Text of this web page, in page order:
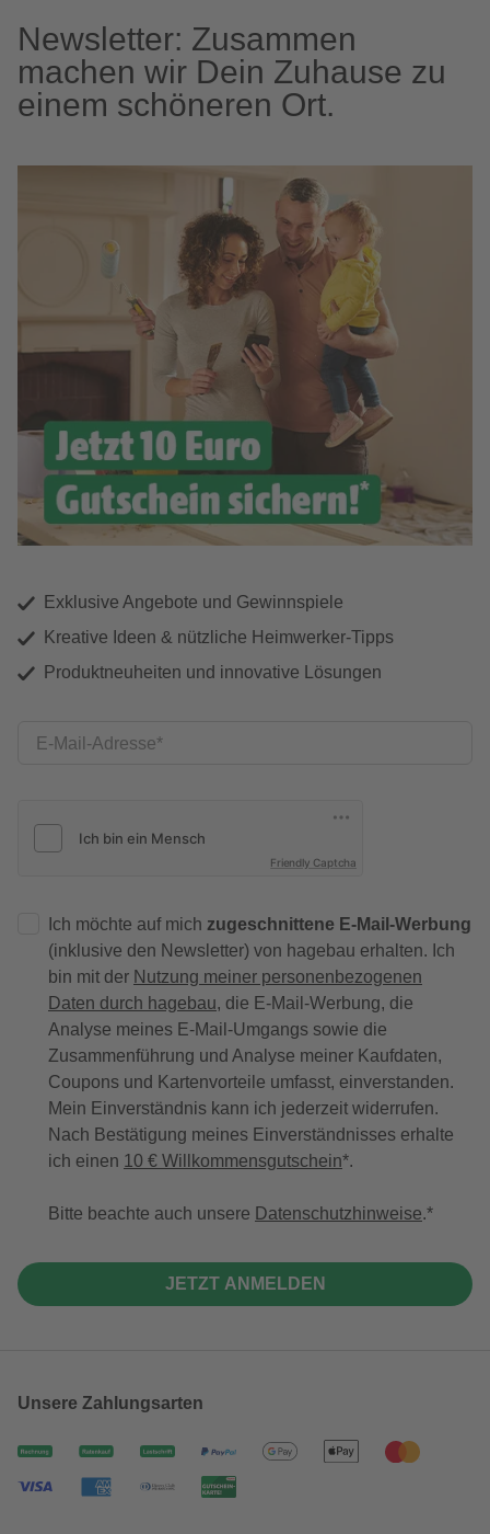
Newsletter: Zusammen
machen wir Dein Zuhause zu
einem schöneren Ort.
Exklusive Angebote und Gewinnspiele
Kreative Ideen & nützliche Heimwerker-Tipps
Produktneuheiten und innovative Lösungen
E-Mail-Adresse
Friendly Captcha
Ich möchte auf mich zugeschnittene E-Mail-Werbung
(inklusive den Newsletter) von hagebau erhalten. Ich
bin mit der Nutzung meiner personenbezogenen
Daten durch hagebau, die E-Mail-Werbung, die
Analyse meines E-Mail-Umgangs sowie die
Zusammenführung und Analyse meiner Kaufdaten,
Coupons und Kartenvorteile umfasst, einverstanden.
Mein Einverständnis kann ich jederzeit widerrufen.
Nach Bestätigung meines Einverständnisses erhalte
ich einen 10 € Willkommensgutschein*.
Bitte beachte auch unsere Datenschutzhinweise.
JETZT ANMELDEN
Unsere Zahlungsarten